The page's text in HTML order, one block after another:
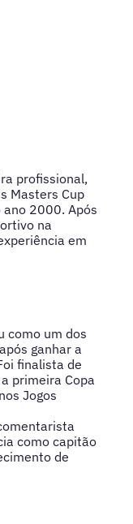
profissional,
Masters Cup
2000. Após
na
em
como um dos
ganhar a
finalista de
primeira Copa
Jogos
como capitão
de